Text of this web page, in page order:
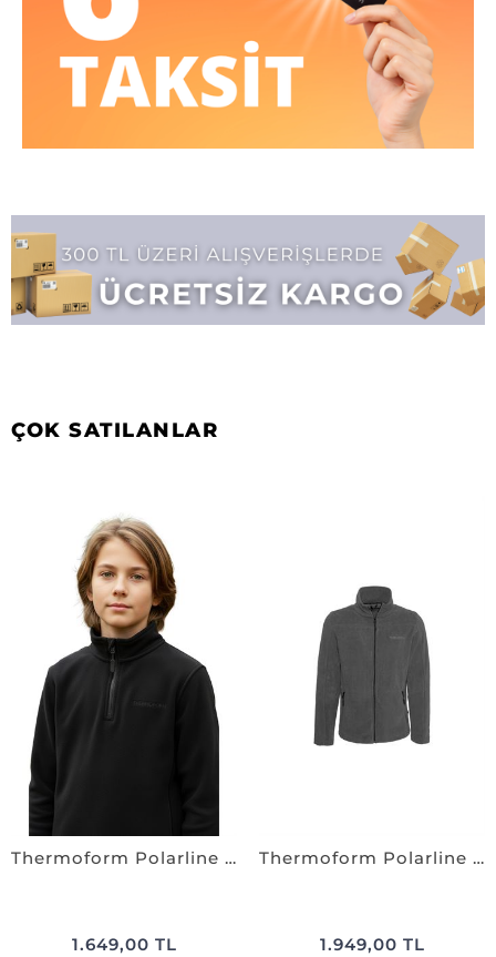
ÇOK SATILANLAR
Thermoform Polarline Çocuk 1/4 Fermuar Sweatshirt SİYAH
1.649,00 TL
Thermoform Polarline Çocuk Polar Mont ANTRASiT
1.949,00 TL